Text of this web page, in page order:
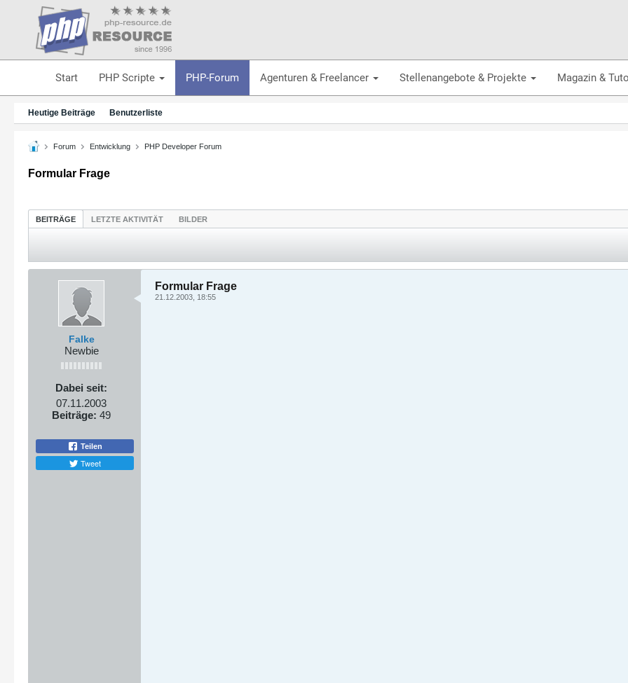
Start PHP Scripte PHP-Forum Agenturen & Freelancer Stellenangebote & Projekte Magazin &
Heutige Beiträge Benutzerliste
Forum Entwicklung PHP Developer Forum
Formular Frage
BEITRÄGE LETZTE AKTIVITÄT BILDER
Falke
Newbie
Dabei seit:
07.11.2003
Beiträge: 49
Teilen
Tweet
Formular Frage
21.12.2003, 18:55